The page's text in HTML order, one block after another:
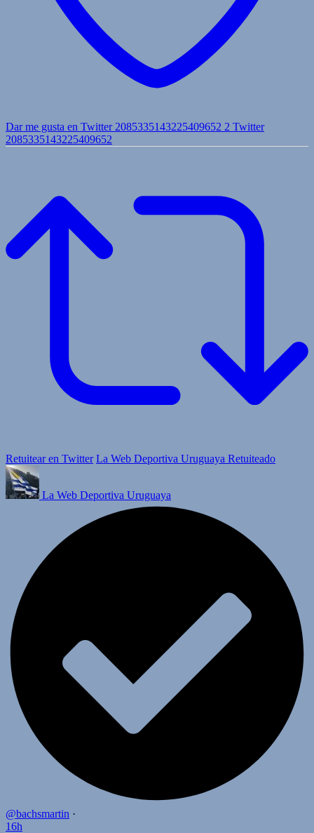
Dar me gusta en Twitter 2085335143225409652 2 Twitter
2085335143225409652
Retuitear en Twitter La Web Deportiva Uruguaya Retuiteado
La Web Deportiva Uruguaya
@bachsmartin ·
16h